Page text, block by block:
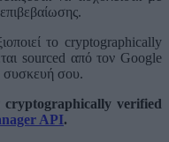
το cryptographically
sourced από τον Google
συσκευή σου.
cryptographically verified
API.